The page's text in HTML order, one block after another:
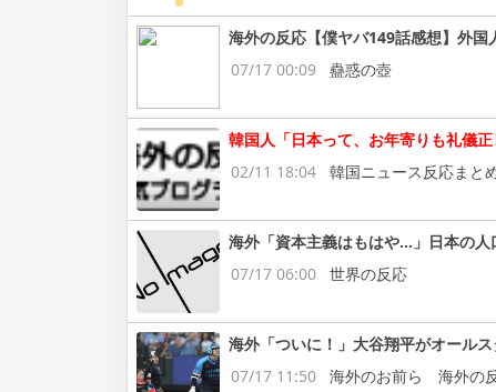
海外の反応【僕ヤバ149話感想】外
07/17 00:09
蠱惑の壺
韓国人「日本って、お年寄りも礼儀正
02/11 18:04
韓国ニュース反応まと
海外「資本主義はもはや…」日本の
07/17 06:00
世界の反応
海外「ついに！」大谷翔平がオール
07/17 11:50
海外のお前ら 海外の